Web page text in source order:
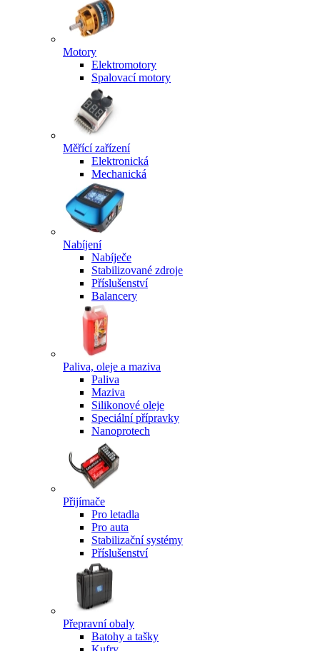
Motory
Elektromotory
Spalovací motory
Měřící zařízení
Elektronická
Mechanická
Nabíjení
Nabíječe
Stabilizované zdroje
Příslušenství
Balancery
Paliva, oleje a maziva
Paliva
Maziva
Silikonové oleje
Speciální přípravky
Nanoprotech
Přijímače
Pro letadla
Pro auta
Stabilizační systémy
Příslušenství
Přepravní obaly
Batohy a tašky